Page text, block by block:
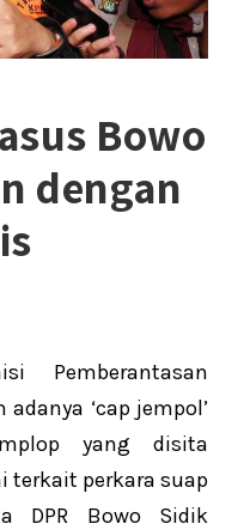
Bowo
dengan
Pemberantasan
‘cap jempol’
yang disita
terkait perkara suap
DPR Bowo Sidik